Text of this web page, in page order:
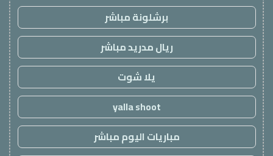
برشلونة مباشر
ريال مدريد مباشر
يلا شوت
yalla shoot
مباريات اليوم مباشر